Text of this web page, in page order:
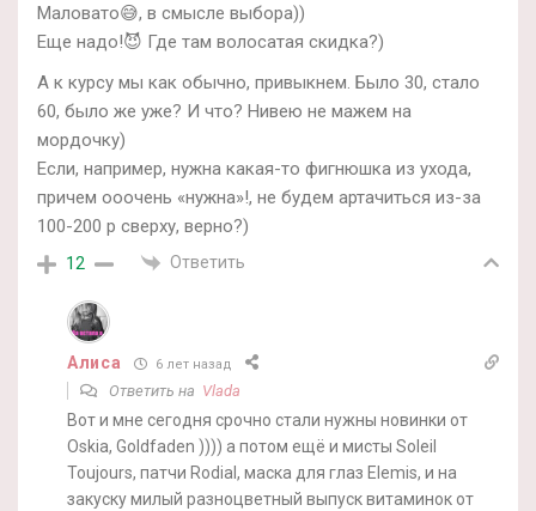
Маловато😅, в смысле выбора))
Еще надо!😈 Где там волосатая скидка?)
А к курсу мы как обычно, привыкнем. Было 30, стало
60, было же уже? И что? Нивею не мажем на
мордочку)
Если, например, нужна какая-то фигнюшка из ухода,
причем ооочень «нужна»!, не будем артачиться из-за
100-200 р сверху, верно?)
12 Ответить
Алиса 6 лет назад
Ответить на Vlada
Вот и мне сегодня срочно стали нужны новинки от
Oskia, Goldfaden )))) а потом ещё и мисты Soleil
Toujours, патчи Rodial, маска для глаз Elemis, и на
закуску милый разноцветный выпуск витаминок от